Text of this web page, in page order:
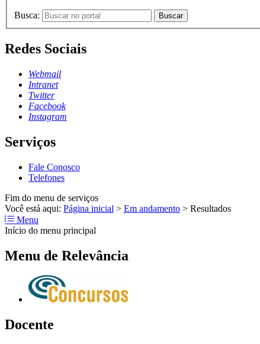
Busca: Buscar
Redes Sociais
Webmail
Intranet
Twitter
Facebook
Instagram
Serviços
Fale Conosco
Telefones
Fim do menu de serviços
Você está aqui: Página inicial > Em andamento > Resultados
Menu
Início do menu principal
Menu de Relevância
Docente